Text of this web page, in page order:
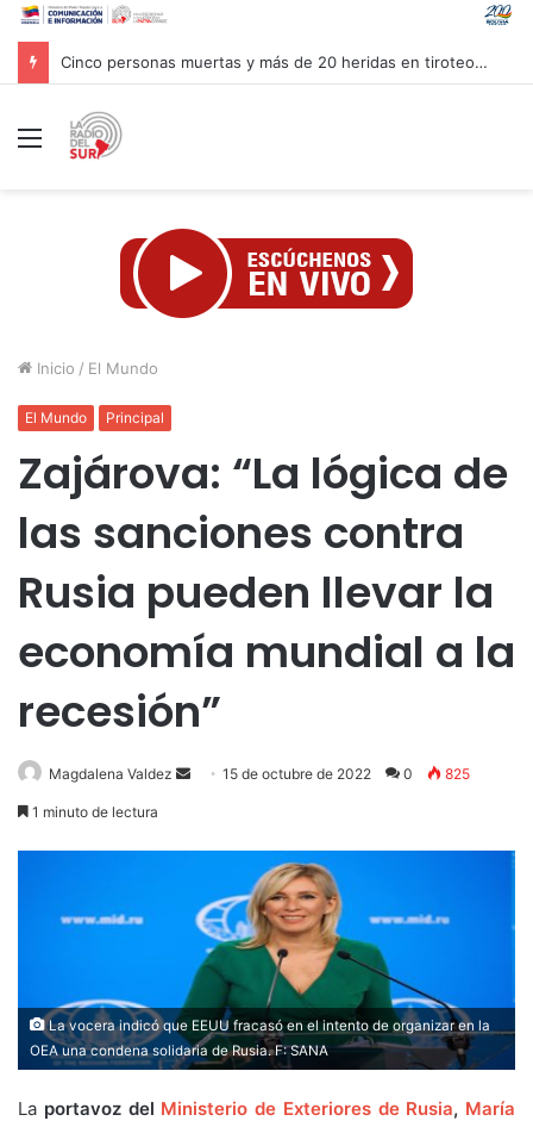
Autoridades venezolanas implementan medidas de ahorro energético ante fenómeno climatológico “Súper Niño”
Menú
Inicio / El Mundo
El Mundo Principal
Zajárova: “La lógica de
las sanciones contra
Rusia pueden llevar la
economía mundial a la
recesión”
Magdalena Valdez
Send15 de octubre de 2022 0 825
1 minuto de lectura
La vocera indicó que EEUU fracasó en el intento de organizar en la
OEA una condena solidaria de Rusia. F: SANA
La portavoz del Ministerio de Exteriores de Rusia, María